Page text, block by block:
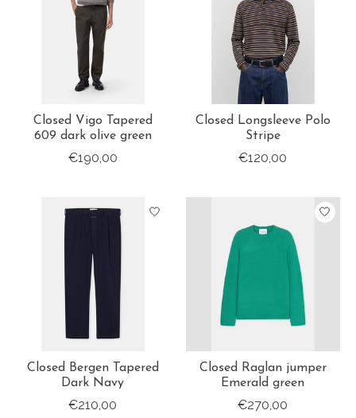
Closed Vigo Tapered
609 dark olive green
€190,00
Closed Longsleeve Polo
Stripe
€120,00
Closed Bergen Tapered
Dark Navy
€210,00
Closed Raglan jumper
Emerald green
€270,00